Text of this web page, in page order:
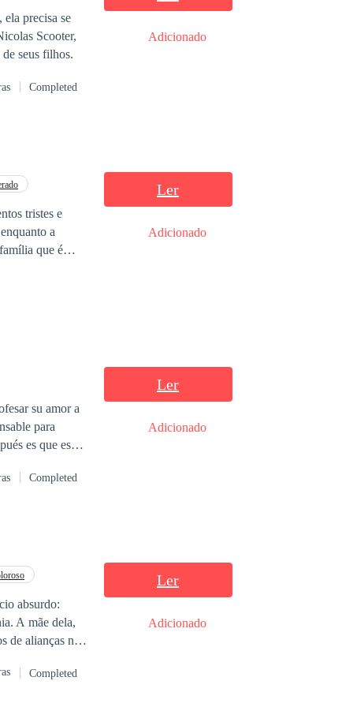
ela precisa se
Scooter,
menos como a babá de seus filhos.
Completed
Adicionado
tristes e
a
que é
era
Ler
Adicionado
su amor a
para
Completed
Ler
Adicionado
absurdo:
A mãe dela,
de alianças nos
Completed
Ler
Adicionado